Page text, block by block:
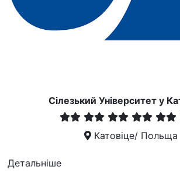
Сілезький Університет у
Катовіце/ Польща
Детальніше